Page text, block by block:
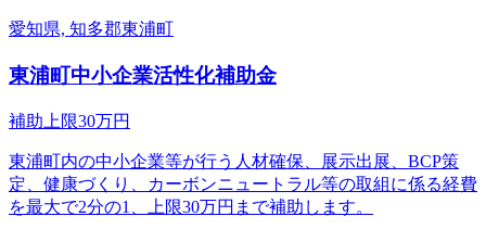
愛知県, 知多郡東浦町
東浦町中小企業活性化補助金
補助上限30万円
東浦町内の中小企業等が行う人材確保、展示出展、BCP策
定、健康づくり、カーボンニュートラル等の取組に係る経費
を最大で2分の1、上限30万円まで補助します。